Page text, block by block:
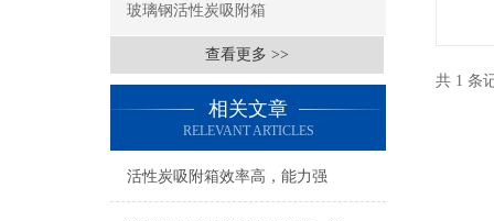
玻璃钢活性炭吸附箱
查看更多 >>
相关文章
RELEVANT ARTICLES
活性炭吸附箱效率高，能力强
共 1 条